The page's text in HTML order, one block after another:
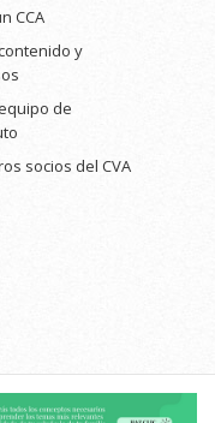
CCA
y
de
socios del CVA